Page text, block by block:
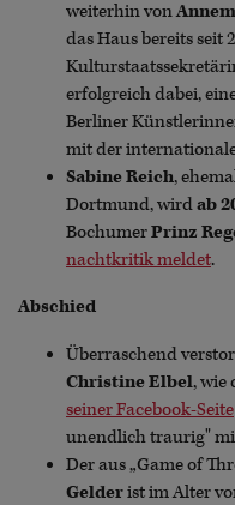
weiterhin von
das Haus bereits seit
erfolgreich dabei,
Berliner
mit der
Sabine Reich,
Dortmund, wirdab
BochumerPrinz
nachtkritik meldet.
Abschied
Überraschend
Christine Elbel, wie
seiner Facebook-Seite
unendlich traurig"
Der aus „Game of
Gelderist im Alter